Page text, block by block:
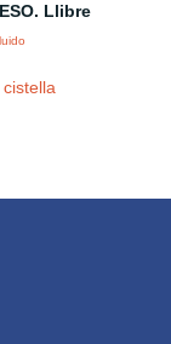
Llibre